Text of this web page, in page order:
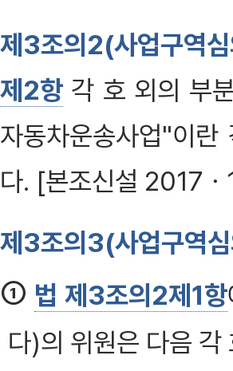
제3조의2(사업구역
제2항 각 호 외의 부
자동차운송사업"이란
다. [본조신설 2017
제3조의3(사업구역
① 법 제3조의2제1항
다)의 위원은 다음 각